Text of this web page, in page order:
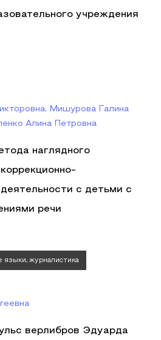
учреждения
Мишурова Галина
Алина Петровна
наглядного
с детьми с
речи
языки, журналистика
верлибров Эдуарда